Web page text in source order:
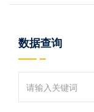
数据查询